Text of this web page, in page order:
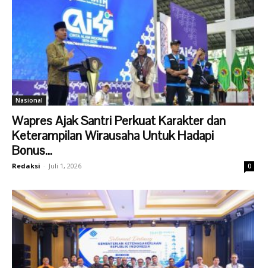
Nasional
Wapres Ajak Santri Perkuat Karakter dan
Keterampilan Wirausaha Untuk Hadapi
Bonus...
Redaksi - Juli 1, 2026 0